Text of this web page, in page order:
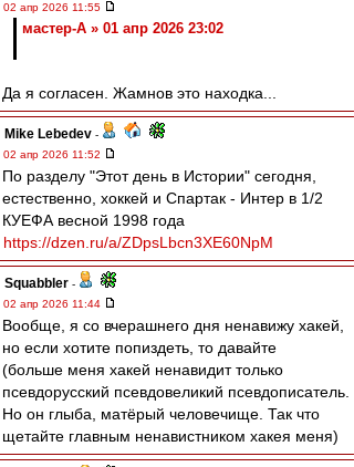
02 апр 2026 11:55
мастер-А » 01 апр 2026 23:02
Да я согласен. Жамнов это находка...
Mike Lebedev -
02 апр 2026 11:52
По разделу "Этот день в Истории" сегодня,
естественно, хоккей и Спартак - Интер в 1/2
КУЕФА весной 1998 года
https://dzen.ru/a/ZDpsLbcn3XE60NpM
Squabbler -
02 апр 2026 11:44
Вообще, я со вчерашнего дня ненавижу хакей,
но если хотите попиздеть, то давайте
(больше меня хакей ненавидит только
псевдорусский псевдовеликий псевдописатель.
Но он глыба, матёрый человечище. Так что
щетайте главным ненавистником хакея меня)